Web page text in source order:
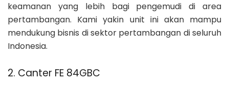
keamanan yang lebih bagi pengemudi di area
pertambangan. Kami yakin unit ini akan mampu
mendukung bisnis di sektor pertambangan di seluruh
Indonesia.
2. Canter FE 84GBC